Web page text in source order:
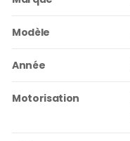
Modèle
Année
Motorisation